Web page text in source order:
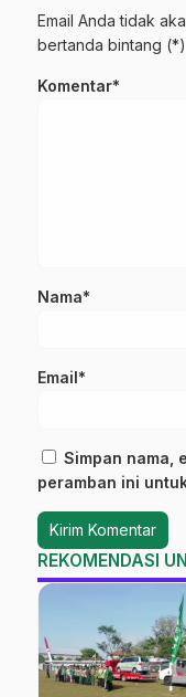
Email Anda tidak
bertanda bintang
Komentar*
Nama*
Email*
Simpan nama,
peramban ini
REKOMENDASI